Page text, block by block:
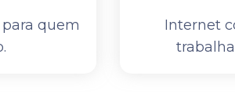
quem
Internet